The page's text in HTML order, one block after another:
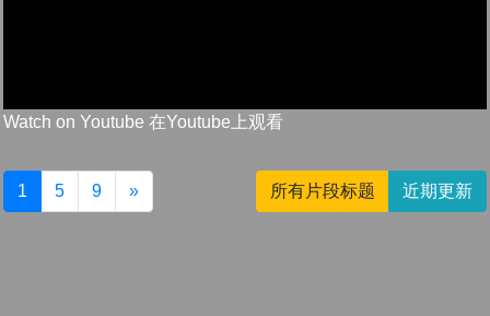
Watch on Youtube 在Youtube上观看
1 5 9 » 所有片段标题 近期更新